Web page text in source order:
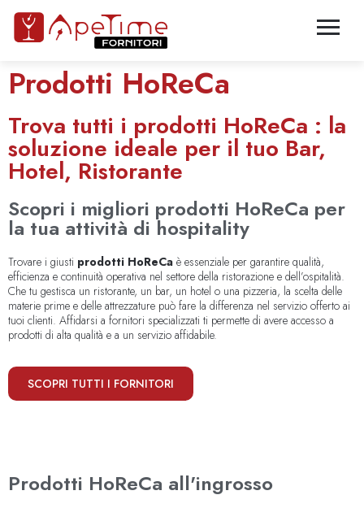
Prodotti HoReCa
Trova tutti i prodotti HoReCa : la
soluzione ideale per il tuo Bar,
Hotel, Ristorante
Scopri i migliori prodotti HoReCa per
la tua attività di hospitality
Trovare i giusti prodotti HoReCa è essenziale per garantire qualità,
efficienza e continuità operativa nel settore della ristorazione e dell’ospitalità.
Che tu gestisca un ristorante, un bar, un hotel o una pizzeria, la scelta delle
materie prime e delle attrezzature può fare la differenza nel servizio offerto ai
tuoi clienti. Affidarsi a fornitori specializzati ti permette di avere accesso a
prodotti di alta qualità e a un servizio affidabile.
SCOPRI TUTTI I FORNITORI
Prodotti HoReCa all'ingrosso